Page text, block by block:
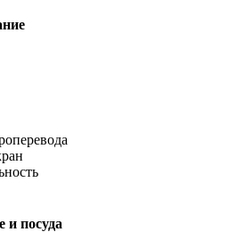
и посуда